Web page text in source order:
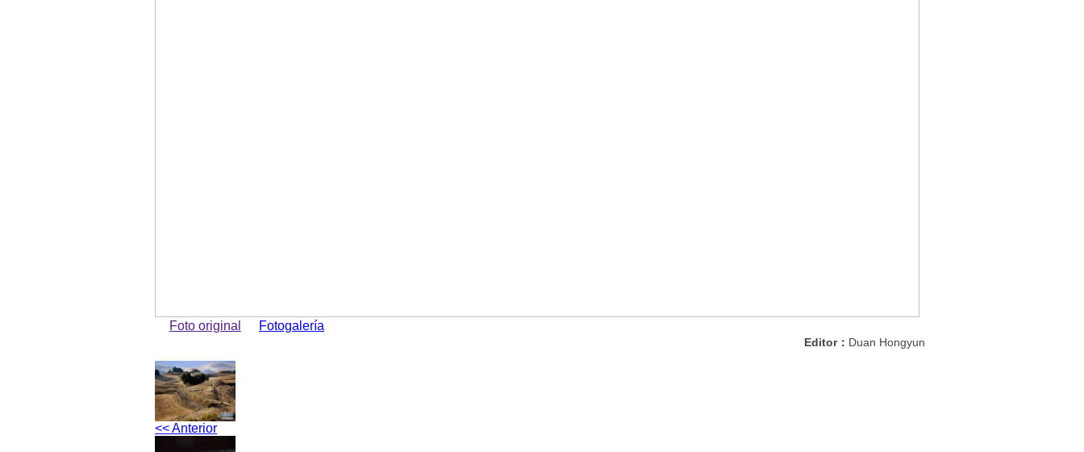
Foto original Fotogalería
Editor： Duan Hongyun
<< Anterior